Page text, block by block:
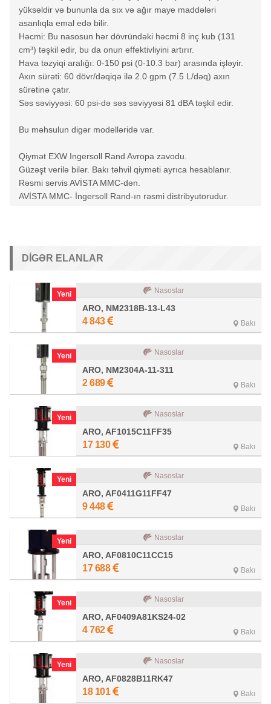
yüksəldir və bununla da sıx və ağır maye maddələri
asanlıqla emal edə bilir.
Həcmi: Bu nasosun hər dövründəki həcmi 8 inç kub (131
cm³) təşkil edir, bu da onun effektivliyini artırır.
Hava təzyiqi aralığı: 0-150 psi (0-10.3 bar) arasında işləyir.
Axın sürəti: 60 dövr/dəqiqə ilə 2.0 gpm (7.5 L/dəq) axın
sürətinə çatır.
Səs səviyyəsi: 60 psi-də səs səviyyəsi 81 dBA təşkil edir.
Bu məhsulun digər modelləridə var.
Qiymət EXW Ingersoll Rand Avropa zavodu.
Güzəşt verilə bilər. Bakı təhvil qiyməti ayrıca hesablanır.
Rəsmi servis AVİSTA MMC-dən.
AVİSTA MMC- İngersoll Rand-ın rəsmi distribyutorudur.
DIGƏR ELANLAR
Yeni Nasoslar
ARO, NM2318B-13-L43
4 843 Bakı
Yeni Nasoslar
ARO, NM2304A-11-311
2 689 Bakı
Yeni Nasoslar
ARO, AF1015C11FF35
17 130 Bakı
Yeni Nasoslar
ARO, AF0411G11FF47
9 448 Bakı
Yeni Nasoslar
ARO, AF0810C11CC15
17 688 Bakı
Yeni Nasoslar
ARO, AF0409A81KS24-02
4 762 Bakı
Yeni Nasoslar
ARO, AF0828B11RK47
18 101 Bakı